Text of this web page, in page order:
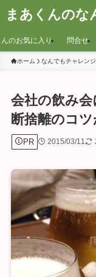
まあくんのな
のお気に入り 問合せ
ホーム なんでもチャレンジ
会社の飲み
断捨離のコ
PR 2015/03/11